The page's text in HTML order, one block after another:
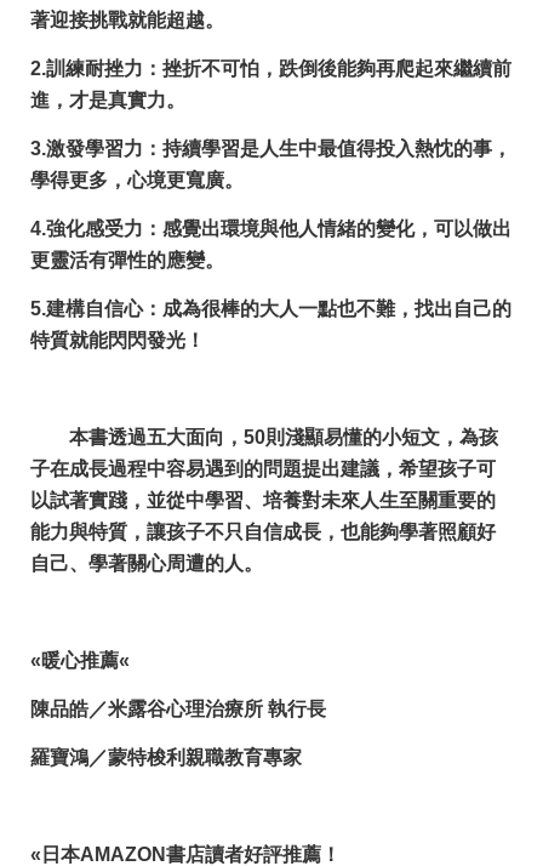
著迎接挑戰就能超越。
2.訓練耐挫力 ：挫折不可怕，跌倒後能夠再爬起來繼續前
進，才是真實力。
3.激發學習力 ：持續學習是人生中最值得投入熱忱的事，
學得更多，心境更寬廣。
4.強化感受力 ：感覺出環境與他人情緒的變化，可以做出
更靈活有彈性的應變。
5.建構自信心：成為很棒的大人一點也不難，找出自己的
特質就能閃閃發光！
本書透過五大面向，50則淺顯易懂的小短文，為孩
子在成長過程中容易遇到的問題提出建議，希望孩子可
以試著實踐，並從中學習、培養對未來人生至關重要的
能力與特質，讓孩子不只自信成長，也能夠學著照顧好
自己、學著關心周遭的人。
«暖心推薦«
陳品皓／米露谷心理治療所 執行長
羅寶鴻／蒙特梭利親職教育專家
« 日本AMAZON書店讀者好評推薦！